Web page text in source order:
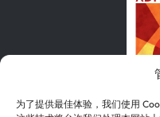
为了提供最佳体验，我们使用